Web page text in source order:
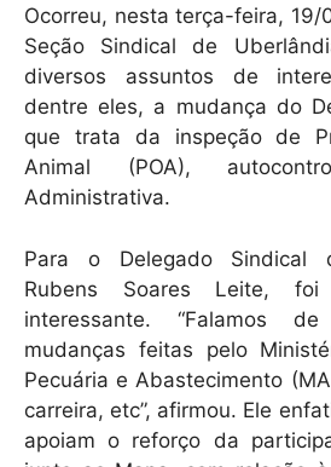
k
Ocorreu, nesta terça-feira, 19/
Seção Sindical de
diversos assuntos de
dentre eles, a mudança do
que trata da inspeção de
Animal (POA),
Administrativa.
Para o Delegado Sindical
Rubens Soares Leite,
interessante. “Falamos
mudanças feitas pelo
Pecuária e Abastecimento
carreira, etc”, afirmou. Ele
apoiam o reforço da